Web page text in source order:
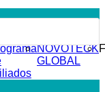
NOVOTECK
GLOBAL